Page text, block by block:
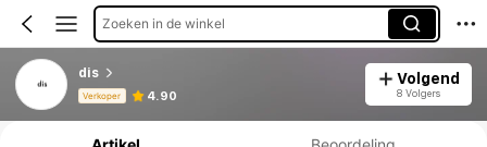
Zoeken in de winkel
dis
Verkoper 4.90
Volgend
8 Volgers
Productinformatie: Prijsopenbaring, Verkoop- en Voorraadgegevens.